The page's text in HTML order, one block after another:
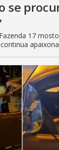
se
17